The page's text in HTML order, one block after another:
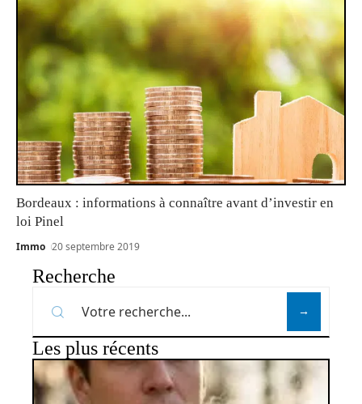
Bordeaux : informations à connaître avant d’investir en
loi Pinel
Immo 20 septembre 2019
Recherche
Les plus récents